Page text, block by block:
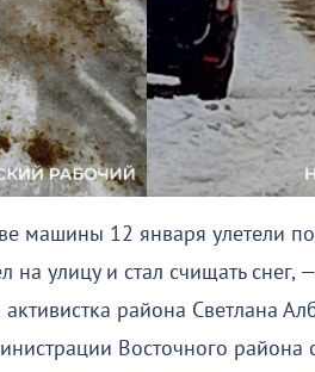
машины 12 января улетели по
на улицу и стал счищать снег,
района Светлана
Восточного района